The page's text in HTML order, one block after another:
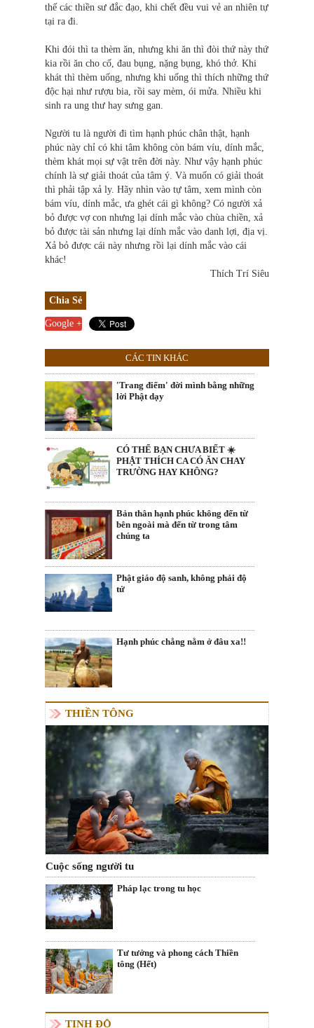
thế các thiền sư đắc đạo, khi chết đều vui vẻ an nhiên tự
tại ra đi.
Khi đói thì ta thèm ăn, nhưng khi ăn thì đòi thứ này thứ
kia rồi ăn cho cố, đau bụng, nặng bụng, khó thở. Khi
khát thì thèm uống, nhưng khi uống thì thích những thứ
độc hại như rượu bia, rồi say mèm, ói mửa. Nhiều khi
sinh ra ung thư hay sưng gan.
Người tu là người đi tìm hạnh phúc chân thật, hạnh
phúc này chỉ có khi tâm không còn bám víu, dính mắc,
thèm khát mọi sự vật trên đời này. Như vậy hạnh phúc
chính là sự giải thoát của tâm ý. Và muốn có giải thoát
thì phải tập xả ly. Hãy nhìn vào tự tâm, xem mình còn
bám víu, dính mắc, ưa ghét cái gì không? Có người xả
bỏ được vợ con nhưng lại dính mắc vào chùa chiền, xả
bỏ được tài sản nhưng lại dính mắc vào danh lợi, địa vị.
Xả bỏ được cái này nhưng rồi lại dính mắc vào cái
khác!
Thích Trí Siêu
Chia Sẻ
Google +
CÁC TIN KHÁC
'Trang điểm' đời mình bằng những
lời Phật dạy
CÓ THỂ BẠN CHƯA BIẾT ☀️
PHẬT THÍCH CA CÓ ĂN CHAY
TRƯỜNG HAY KHÔNG?
Bản thân hạnh phúc không đến từ
bên ngoài mà đến từ trong tâm
chúng ta
Phật giáo độ sanh, không phải độ
tử
Hạnh phúc chẳng nằm ở đâu xa!!
THIỀN TÔNG
Cuộc sống người tu
Pháp lạc trong tu học
Tư tưởng và phong cách Thiền
tông (Hết)
TỊNH ĐỘ